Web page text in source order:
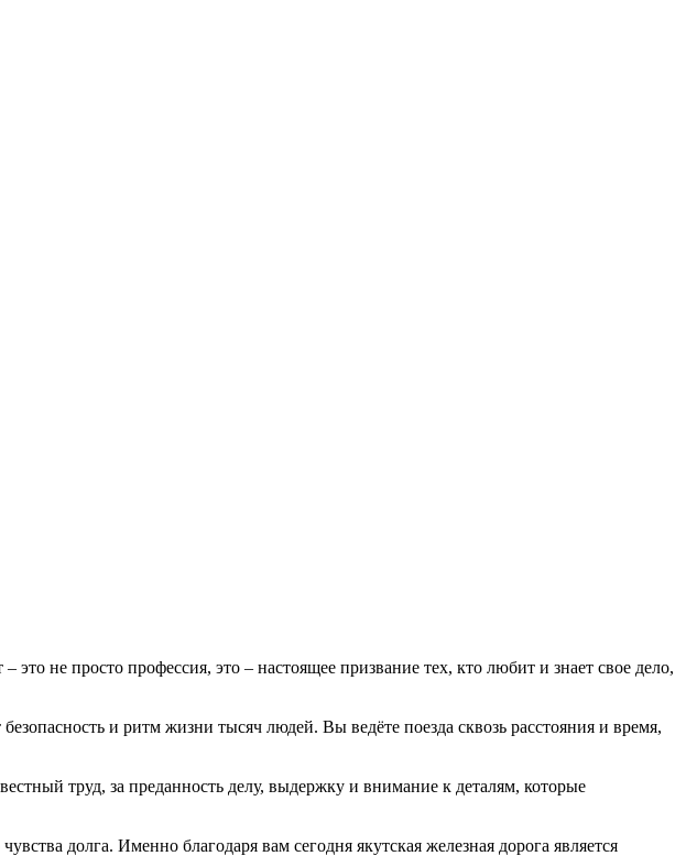
не просто профессия, это – настоящее призвание тех, кто любит и знает свое дело,
и ритм жизни тысяч людей. Вы ведёте поезда сквозь расстояния и время,
труд, за преданность делу, выдержку и внимание к деталям, которые
долга. Именно благодаря вам сегодня якутская железная дорога является